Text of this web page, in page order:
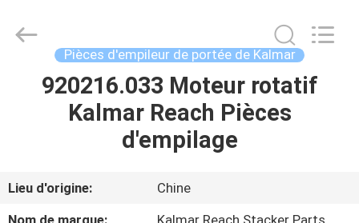
MAISON
AU
SUJET
Pièces d'empileur de portée de Kalmar
920216.033 Moteur rotatif
Kalmar Reach Pièces
d'empilage
Lieu d'origine:
Chine